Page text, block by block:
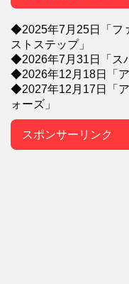
◆2025年7月25日「フ
ストステップ」
◆2026年7月31日「ス
◆2026年12月18日「ア
◆2027年12月17日「
ォーズ」
スポンサーリンク